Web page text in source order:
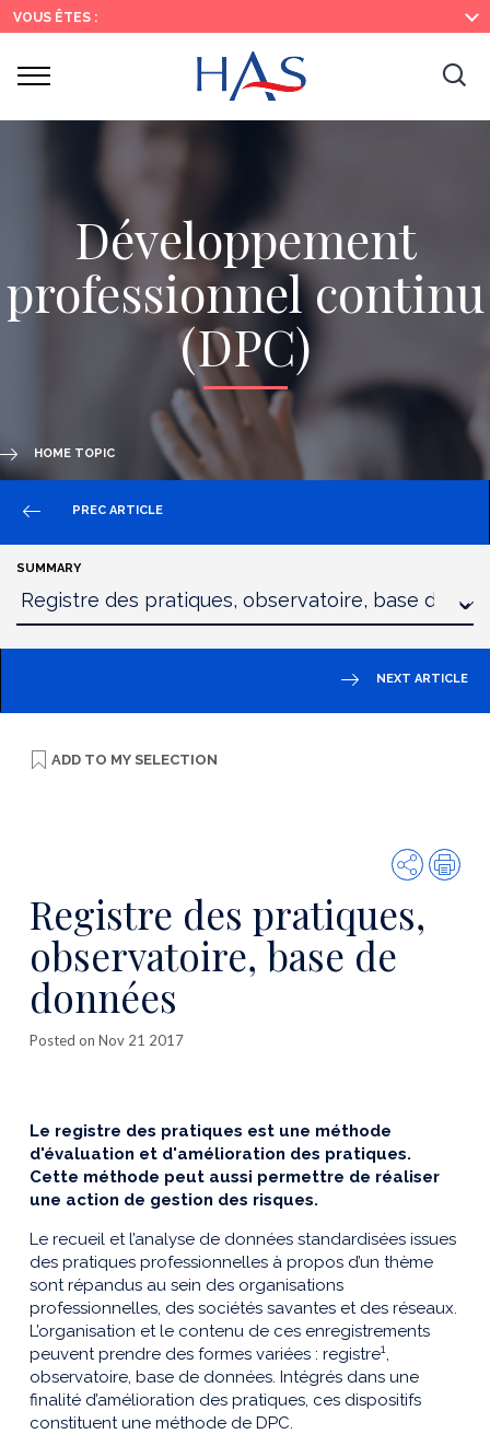
Search
Main
Menu
Main
Content
VOUS ÊTES :
Ouvrir
Développement
professionnel continu
(DPC)
HOME TOPIC
PREC ARTICLE
SUMMARY
NEXT ARTICLE
ADD TO MY SELECTION
Share
Registre des pratiques,
observatoire, base de
données
Posted on Nov 21 2017
Le registre des pratiques est une méthode
d'évaluation et d'amélioration des pratiques.
Cette méthode peut aussi permettre de réaliser
une action de gestion des risques.
Le recueil et l’analyse de données standardisées issues
des pratiques professionnelles à propos d’un thème
sont répandus au sein des organisations
professionnelles, des sociétés savantes et des réseaux.
L’organisation et le contenu de ces enregistrements
peuvent prendre des formes variées : registre1,
observatoire, base de données. Intégrés dans une
finalité d’amélioration des pratiques, ces dispositifs
constituent une méthode de DPC.